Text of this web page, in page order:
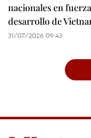
nacionales en
desarrollo de
31/07/2026 09:43